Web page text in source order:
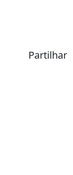
Partilhar